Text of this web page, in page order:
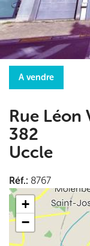
A vendre
Rue Léon
382
Uccle
Réf.: 8767
+
−